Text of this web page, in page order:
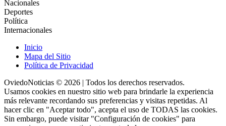
Nacionales
Deportes
Política
Internacionales
Inicio
Mapa del Sitio
Política de Privacidad
OviedoNoticias © 2026 | Todos los derechos reservados.
Usamos cookies en nuestro sitio web para brindarle la experiencia
más relevante recordando sus preferencias y visitas repetidas. Al
hacer clic en "Aceptar todo", acepta el uso de TODAS las cookies.
Sin embargo, puede visitar "Configuración de cookies" para